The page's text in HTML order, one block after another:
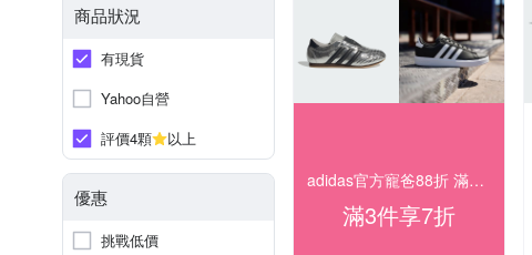
商品狀況
有現貨
Yahoo自營
評價4顆
以上
優惠
挑戰低價
adidas官方寵爸88折 滿件最低7折
滿3件享7折